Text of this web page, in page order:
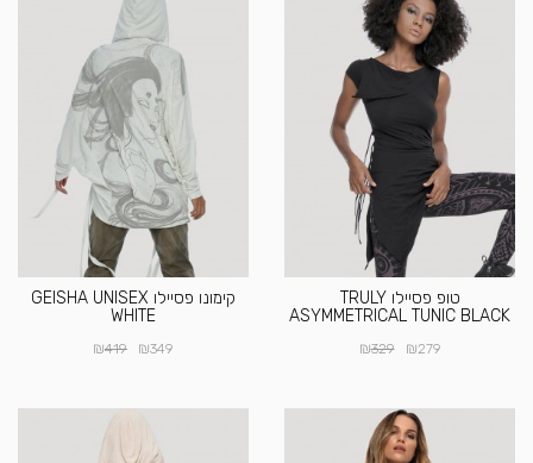
טופ פסיילו TRULY
ASYMMETRICAL TUNIC BLACK
₪279
₪329
קימונו פסיילו GEISHA UNISEX
WHITE
₪349
₪419